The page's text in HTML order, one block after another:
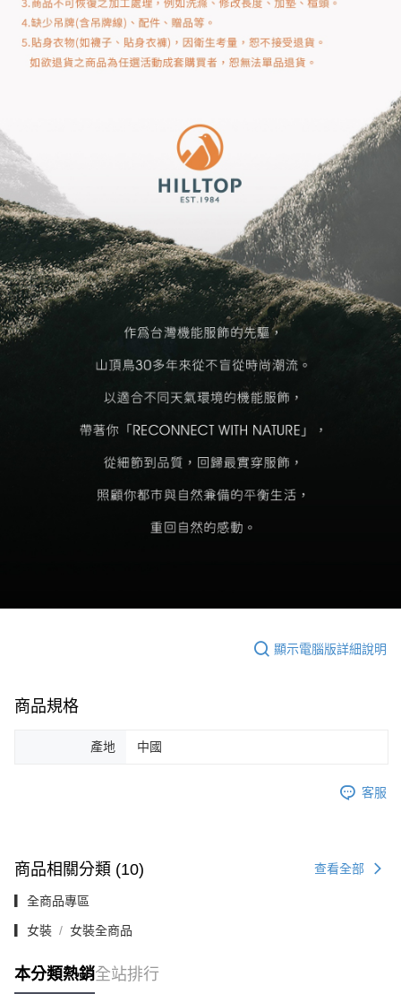
顯示電腦版詳細說明
商品規格
產地 中國
客服
商品相關分類 (10) 查看全部
▎全商品專區
▎女裝 女裝全商品
本分類熱銷全站排行